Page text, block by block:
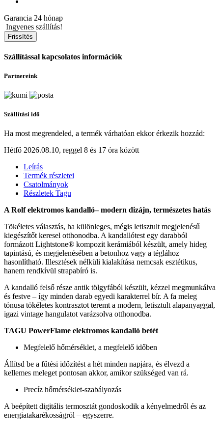
Garancia 24 hónap
Ingyenes szállítás!
Szállítással kapcsolatos információk
Partnereink
Szállítási idő
Ha most megrendeled, a termék várhatóan ekkor érkezik hozzád:
Hétfő 2026.08.10, reggel 8 és 17 óra között
Leírás
Termék részletei
Csatolmányok
Részletek Tagu
A Rolf elektromos kandalló– modern dizájn, természetes hatás
Tökéletes választás, ha különleges, mégis letisztult megjelenésű
kiegészítőt keresel otthonodba. A kandallótest egy darabból
formázott Lightstone® kompozit kerámiából készült, amely hideg
tapintású, és megjelenésében a betonhoz vagy a téglához
hasonlítható. Illesztések nélküli kialakítása nemcsak esztétikus,
hanem rendkívül strapabíró is.
A kandalló felső része antik tölgyfából készült, kézzel megmunkálva
és festve – így minden darab egyedi karakterrel bír. A fa meleg
tónusa tökéletes kontrasztot teremt a modern, letisztult alapanyaggal,
igazi vintage hangulatot varázsolva otthonodba.
TAGU PowerFlame elektromos kandalló betét
Megfelelő hőmérséklet, a megfelelő időben
Állítsd be a fűtési időzítést a hét minden napjára, és élvezd a
kellemes meleget pontosan akkor, amikor szükséged van rá.
Precíz hőmérséklet-szabályozás
A beépített digitális termosztát gondoskodik a kényelmedről és az
energiatakarékosságról – egyszerre.